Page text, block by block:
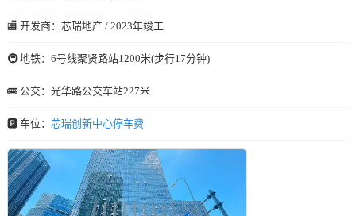
🏬 开发商：芯瑞地产 / 2023年竣工
🚇 地铁：6号线聚贤路站1200米(步行17分钟)
🚌 公交：光华路公交车站227米
🅿️ 车位： 芯瑞创新中心停车费